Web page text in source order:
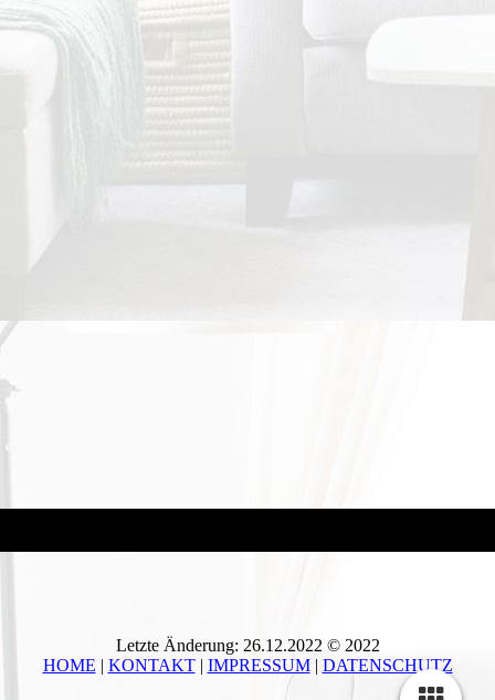
Letzte Änderung: 26.12.2022 © 2022
HOME | KONTAKT| IMPRESSUM| DATENSCHUTZ